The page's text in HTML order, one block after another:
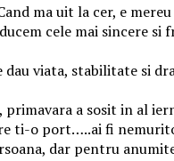
ma uit la cer, e
cele mai
dau viata, stabilitate si
a sosit in al
ti-o port…..ai fi
dar pentru